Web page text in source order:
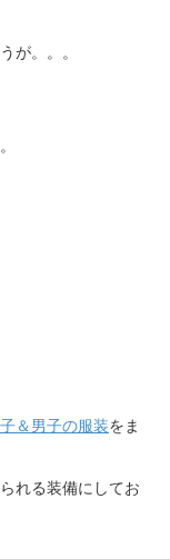
が。。。
＆男子の服装をま
れる装備にしてお